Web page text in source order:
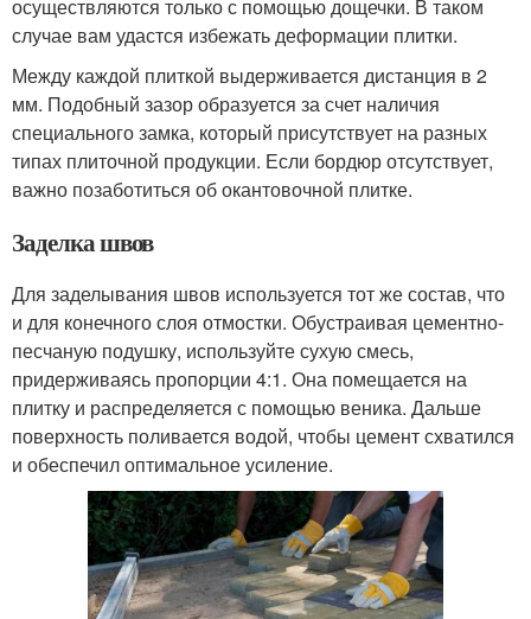
осуществляются только с помощью дощечки. В таком
случае вам удастся избежать деформации плитки.
Между каждой плиткой выдерживается дистанция в 2
мм. Подобный зазор образуется за счет наличия
специального замка, который присутствует на разных
типах плиточной продукции. Если бордюр отсутствует,
важно позаботиться об окантовочной плитке.
Заделка швов
Для заделывания швов используется тот же состав, что
и для конечного слоя отмостки. Обустраивая цементно-
песчаную подушку, используйте сухую смесь,
придерживаясь пропорции 4:1. Она помещается на
плитку и распределяется с помощью веника. Дальше
поверхность поливается водой, чтобы цемент схватился
и обеспечил оптимальное усиление.